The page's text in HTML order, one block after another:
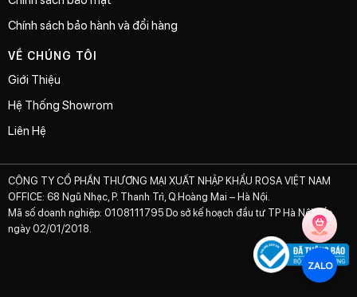
ZALO
Chính sách bảo hành và đổi hàng
VỀ CHÚNG TÔI
Giới Thiệu
Hệ Thống Showrom
Liên Hệ
CÔNG TY CỔ PHẦN THƯƠNG MẠI XUẤT NHẬP KHẨU ROSA VIỆT NAM
OFFICE: 68 Ngũ Nhạc, P. Thanh Trì, Q.Hoàng Mai – Hà Nội.
Mã số doanh nghiệp: 0108111795 Do sở kế hoạch đầu tư TP Hà Nội cấp
ngày 02/01/2018.